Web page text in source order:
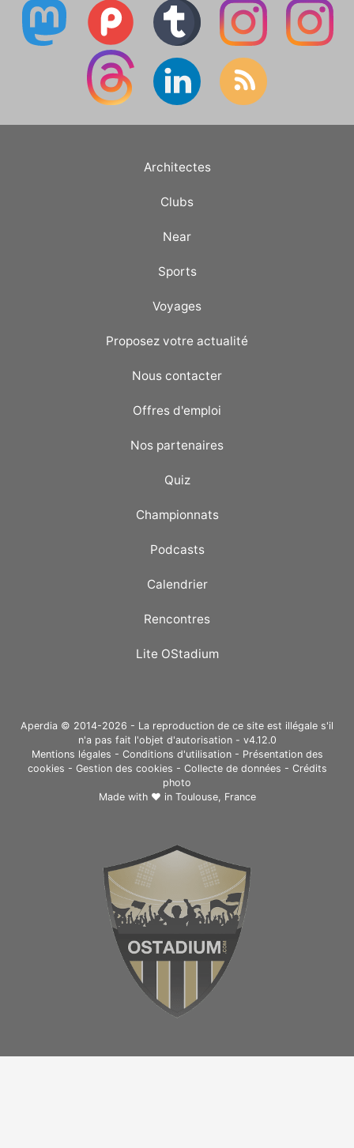
Architectes
Clubs
Near
Sports
Voyages
Proposez votre actualité
Nous contacter
Offres d'emploi
Nos partenaires
Quiz
Championnats
Podcasts
Calendrier
Rencontres
Lite OStadium
Aperdia © 2014-2026 - La reproduction de ce site est illégale s'il
n'a pas fait l'objet d'autorisation - v4.12.0
Mentions légales - Conditions d'utilisation- Présentation des
cookies - Gestion des cookies - Collecte de données - Crédits
photo
Made with ❤ in Toulouse, France